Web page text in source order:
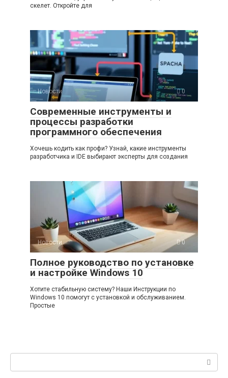
скелет. Откройте для
Новости 0
Современные инструменты и
процессы разработки
программного обеспечения
Хочешь кодить как профи? Узнай, какие инструменты
разработчика и IDE выбирают эксперты для создания
Новости 0
Полное руководство по установке
и настройке Windows 10
Хотите стабильную систему? Наши Инструкции по
Windows 10 помогут с установкой и обслуживанием.
Простые